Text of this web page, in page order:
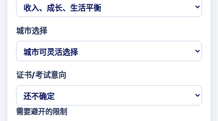
城市选择
证书/考试意向
需要避开的限制